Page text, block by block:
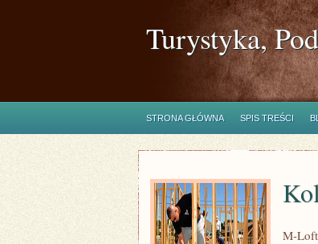
Turystyka,
STRONA GŁÓWNA SPIS TREŚCI
M-